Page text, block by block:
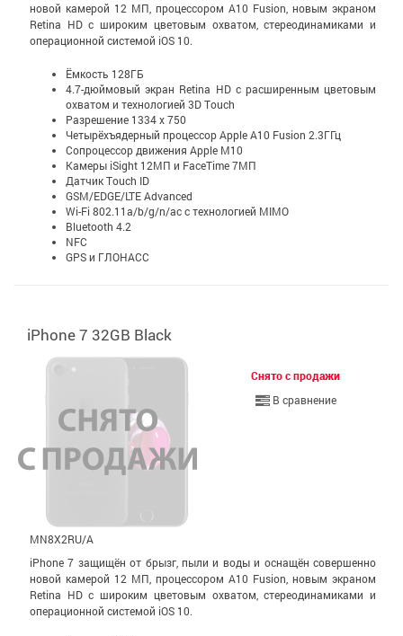
новой камерой 12 МП, процессором A10 Fusion, новым экраном
Retina HD с широким цветовым охватом, стерео­динамиками и
операционной системой iOS 10.
Ёмкость 128ГБ
4.7-дюймовый экран Retina HD c расширенным цветовым
охватом и технологией 3D Touch
Разрешение 1334 x 750
Четырёхъядерный процессор Apple A10 Fusion 2.3ГГц
Сопроцессор движения Apple M10
Камеры iSight 12МП и FaceTime 7МП
Датчик Touch ID
GSM/EDGE/LTE Advanced
Wi-Fi 802.11a/b/g/n/ac с технологией MIMO
Bluetooth 4.2
NFC
GPS и ГЛОНАСС
iPhone 7 32GB Black
Снято с продажи
В сравнение
MN8X2RU/A
iPhone 7 защищён от брызг, пыли и воды и оснащён совершенно
новой камерой 12 МП, процессором A10 Fusion, новым экраном
Retina HD с широким цветовым охватом, стерео­динамиками и
операционной системой iOS 10.